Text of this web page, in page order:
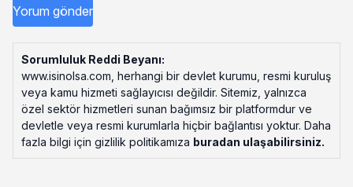
Sorumluluk Reddi Beyanı:
www.isinolsa.com, herhangi bir devlet kurumu, resmi kuruluş
veya kamu hizmeti sağlayıcısı değildir. Sitemiz, yalnızca
özel sektör hizmetleri sunan bağımsız bir platformdur ve
devletle veya resmi kurumlarla hiçbir bağlantısı yoktur. Daha
fazla bilgi için gizlilik politikamıza buradan ulaşabilirsiniz.